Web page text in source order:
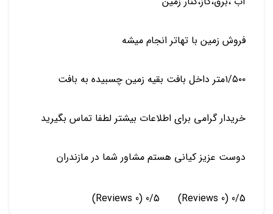
فروش زمین با تهاتر انجام میشه
۱/۵۰۰متر داخل بافت بقیه زمین چسبیده به بافت
خریدار گرامی برای اطلاعات بیشتر لطفا تماس بگیرید
دوست عزیز کیانی هستم مشاور شما در مازندران
0/5
(0 Reviews)
0/5
(0 Reviews)